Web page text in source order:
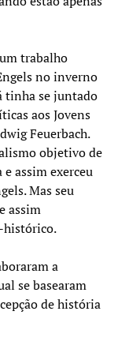
trabalho
no inverno
tinha se juntado
aos Jovens
Feuerbach.
objetivo de
assim exerceu
Mas seu
assim
histórico.
a
se basearam
de história